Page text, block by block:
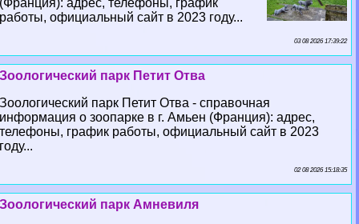
(Франция): адрес, телефоны, график
работы, официальный сайт в 2023 году...
03 08 2026 17:39:22
Зоологический парк Петит Отва
Зоологический парк Петит Отва - справочная
информация о зоопарке в г. Амьен (Франция): адрес,
телефоны, график работы, официальный сайт в 2023
году...
02 08 2026 15:18:35
Зоологический парк Амневиля